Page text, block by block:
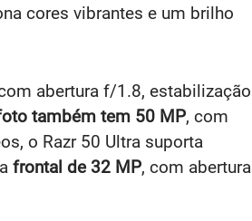
cores vibrantes e um brilho
abertura f/1.8, estabilização
também tem 50 MP, com
o Razr 50 Ultra suporta
frontal de 32 MP, com abertura